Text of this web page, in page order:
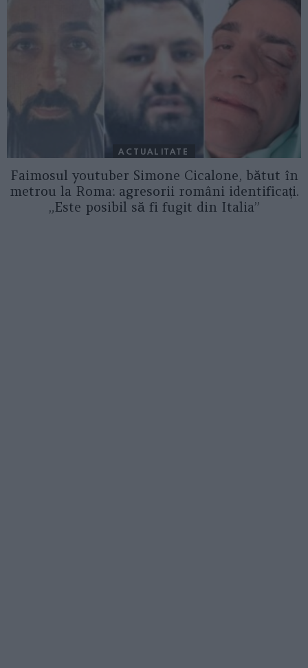
ACTUALITATE
Faimosul youtuber Simone Cicalone, bătut în
metrou la Roma: agresorii români identificați.
„Este posibil să fi fugit din Italia”